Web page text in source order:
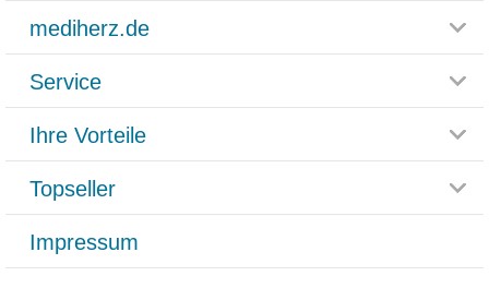
mediherz.de
Glossar
Häufig gestellte Fragen
Datenschutz
AGB
Service
Rücksendemöglichkeit
Paketlieferstatus
Versandkosten
Ihre Vorteile
Rezeptlieferung
Bonusprogramm
Gutschein und Rabatte
Kundenbewertung
Topseller
Grippostad
Bepanthen
Impressum